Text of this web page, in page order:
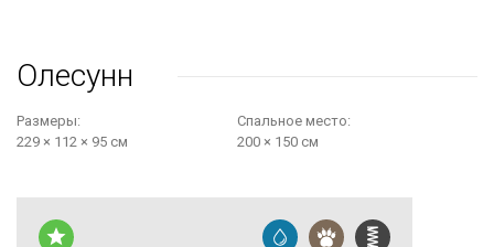
Олесунн
Размеры:
229 × 112 × 95 см
Cпальное место:
200 × 150 см